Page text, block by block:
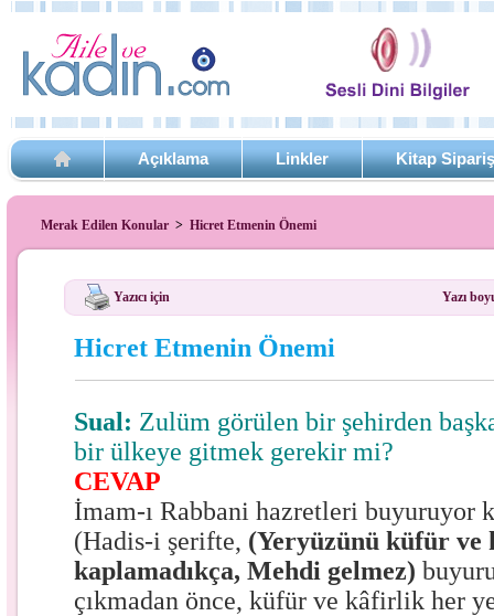
Açıklama Linkler Kitap
Merak Edilen Konular > Hicret Etmenin Önemi
Yazıcı için Yazı
Hicret Etmenin Önemi
Sual: Zulüm görülen bir şehirden
bir ülkeye gitmek gerekir mi?
CEVAP
İmam-ı Rabbani hazretleri buyuruyor
(Hadis-i şerifte, (Yeryüzünü küfür
kaplamadıkça, Mehdi gelmez)
çıkmadan önce, küfür ve kâfirlik her